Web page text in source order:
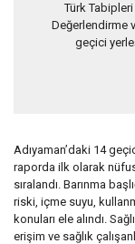
Türk Tabipleri
Değerlendirme
geçici
Adıyaman’daki 14
raporda ilk olarak nüfus
sıralandı. Barınma
riski, içme suyu,
konuları ele alındı.
erişim ve sağlık